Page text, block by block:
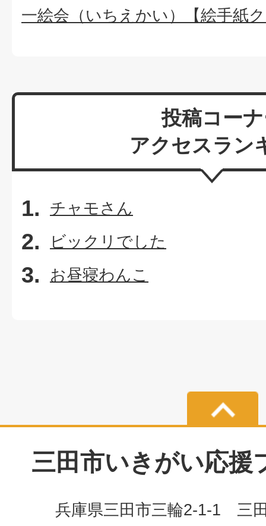
一絵会（いちえかい）【絵手紙
投稿コー
アクセスラン
チャモさん
ビックリでした
お昼寝わんこ
三田市いきがい応援
兵庫県三田市三輪2-1-1 三